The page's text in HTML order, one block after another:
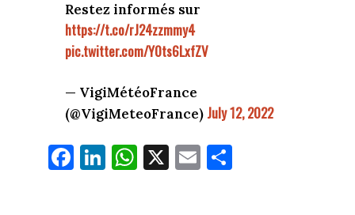
Restez informés sur
https://t.co/rJ24zzmmy4
pic.twitter.com/Y0ts6LxfZV
— VigiMétéoFrance
(@VigiMeteoFrance) July 12, 2022
Fa
ce
Li
nk
W
ha
X E
m
Pa